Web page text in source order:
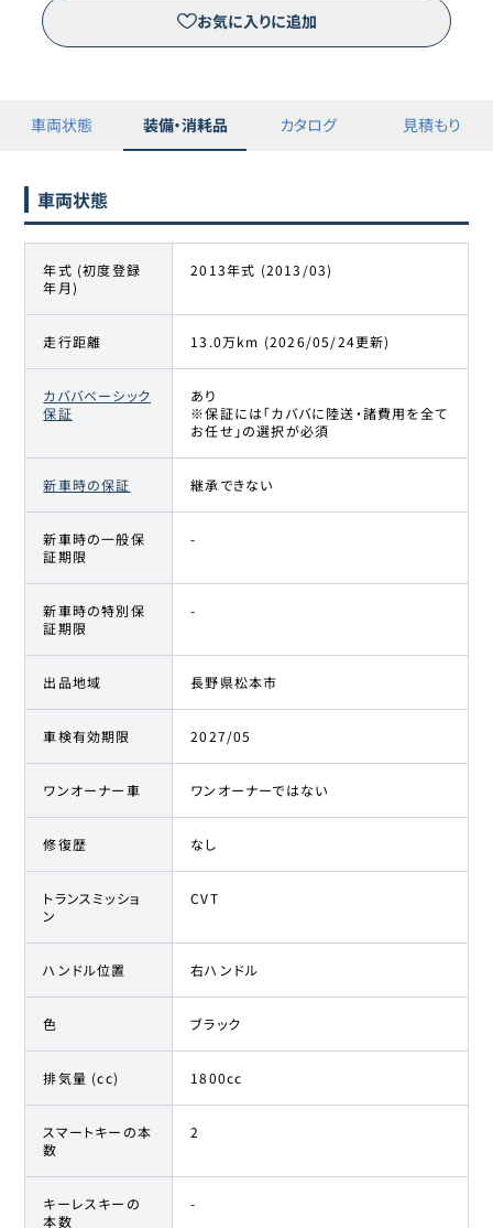
お気に入りに追加
車両状態 装備・消耗品 カタログ 見積もり
車両状態
年式 (初度登録
年月)
2013年式 (2013/03)
走行距離 13.0万km (2026/05/24更新)
カババベーシック
保証
あり
※保証には「カババに陸送・諸費用を全て
お任せ」の選択が必須
新車時の保証 継承できない
新車時の一般保
証期限
-
新車時の特別保
証期限
-
出品地域 長野県松本市
車検有効期限 2027/05
ワンオーナー車 ワンオーナーではない
修復歴 なし
トランスミッショ
ン
CVT
ハンドル位置 右ハンドル
色 ブラック
排気量 (cc) 1800cc
スマートキーの本
数
2
キーレスキーの
本数
-